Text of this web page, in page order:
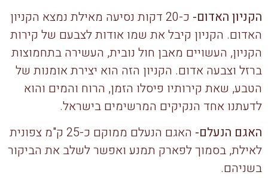
הקניון האדום-
כ-20 דקות נסיעה מאילת נמצא הקניון
האדום. הקניון קיבל את שמו אודות לצבעם של קירות
הקניון, העשויים מאבן חול נובית, העשירה בתחמוצות
ברזל וצבעה אדום. הקניון הזה הוא יצירת אומנות של
הטבע, שאת קירותיו פיסלו הזמן, הרוח והמים והוא
לדעתנו אחד הנקיקים המרשימים בישראל.
האגם הנעלם-
האגם הנעלם ממוקם כ-25 ק"מ צפונית
לאילת, בסמוך לפארק תמנע ואפשר לשלב את הביקור
בשניהם.